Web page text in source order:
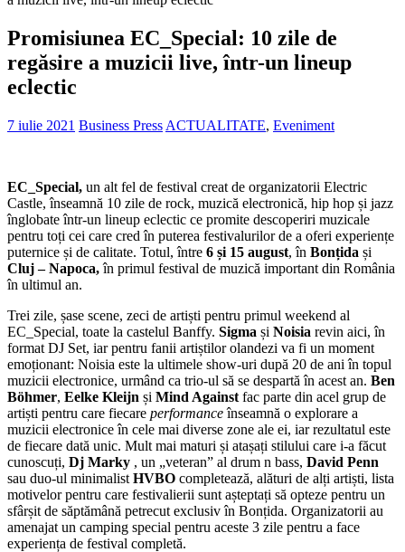
Promisiunea EC_Special: 10 zile de
regăsire a muzicii live, într-un lineup
eclectic
7 iulie 2021 Business Press ACTUALITATE, Eveniment
EC_Special, un alt fel de festival creat de organizatorii Electric
Castle, înseamnă 10 zile de rock, muzică electronică, hip hop și jazz
înglobate într-un lineup eclectic ce promite descoperiri muzicale
pentru toți cei care cred în puterea festivalurilor de a oferi experiențe
puternice și de calitate. Totul, între 6 și 15 august, în Bonțida și
Cluj – Napoca,în primul festival de muzică important din România
în ultimul an.
Trei zile, șase scene, zeci de artiști pentru primul weekend al
EC_Special, toate la castelul Banffy. Sigma și Noisia revin aici, în
format DJ Set, iar pentru fanii artiștilor olandezi va fi un moment
emoționant: Noisia este la ultimele show-uri după 20 de ani în topul
muzicii electronice, urmând ca trio-ul să se despartă în acest an. Ben
Böhmer, Eelke Kleijn și Mind Against fac parte din acel grup de
artiști pentru care fiecare performanceînseamnă o explorare a
muzicii electronice în cele mai diverse zone ale ei, iar rezultatul este
de fiecare dată unic. Mult mai maturi și atașați stilului care i-a făcut
cunoscuți, Dj Marky , un „veteran” al drum n bass, David Penn
sau duo-ul minimalist HVBO completează, alături de alți artiști, lista
motivelor pentru care festivalierii sunt așteptați să opteze pentru un
sfârșit de săptămână petrecut exclusiv în Bonțida. Organizatorii au
amenajat un camping special pentru aceste 3 zile pentru a face
experiența de festival completă.